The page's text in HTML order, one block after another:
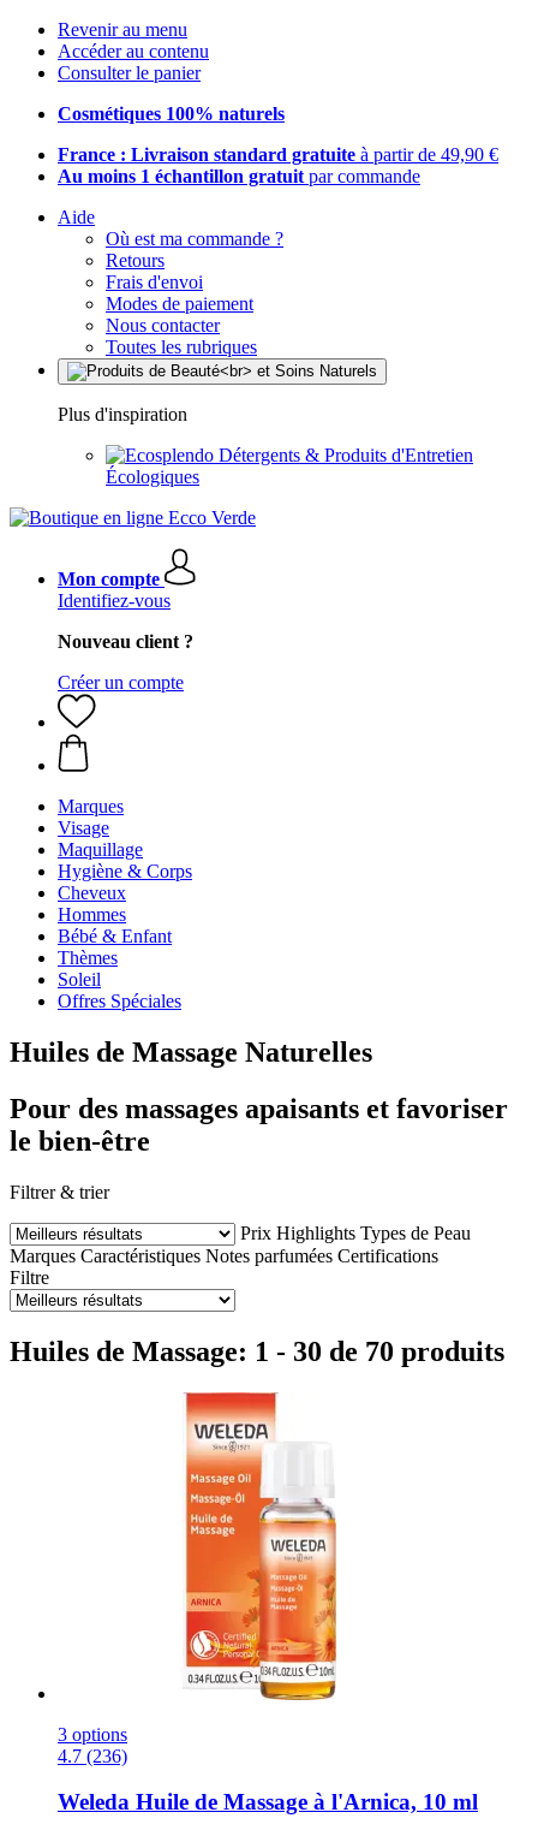
Revenir au menu
Accéder au contenu
Consulter le panier
Cosmétiques 100% naturels
France : Livraison standard gratuite à partir de 49,90 €
Au moins 1 échantillon gratuit par commande
Aide
Où est ma commande ?
Retours
Frais d'envoi
Modes de paiement
Nous contacter
Toutes les rubriques
Plus d'inspiration
Détergents & Produits d'Entretien
Écologiques
Mon compte
Identifiez-vous
Nouveau client ?
Créer un compte
Marques
Visage
Maquillage
Hygiène & Corps
Cheveux
Hommes
Bébé & Enfant
Thèmes
Soleil
Offres Spéciales
Huiles de Massage Naturelles
Pour des massages apaisants et favoriser
le bien-être
Filtrer & trier
Prix Highlights Types de Peau
Marques Caractéristiques Notes parfumées Certifications
Filtre
Huiles de Massage: 1 - 30 de 70 produits
3 options
4.7 (236)
Weleda Huile de Massage à l'Arnica, 10 ml